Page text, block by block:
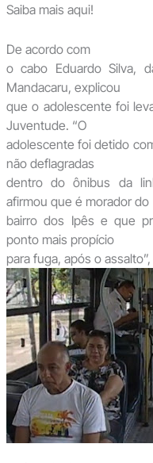
Saiba mais aqui!
De acordo com
o cabo Eduardo Silva,
Mandacaru, explicou
que o adolescente foi
Juventude. “O
adolescente foi detido
não deflagradas
dentro do ônibus da
afirmou que é morador do
bairro dos Ipês e que
ponto mais propício
para fuga, após o